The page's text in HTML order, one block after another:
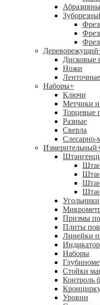
Дереворежущий
Дисковые
Ножи
Наборы+
Ключи
Метчики
Торцевые
Разные
Сверла
Измерительный
Угольники
Призмы
Плиты
Линейки
Наборы
Стойки
Контроль
Уровни